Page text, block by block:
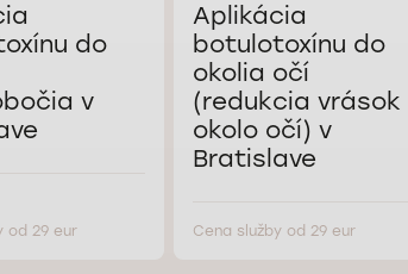
do
v
od 29 eur
Aplikácia
botulotoxínu do
okolia očí
(redukcia vrások
okolo očí) v
Bratislave
Cena služby od 29 eur